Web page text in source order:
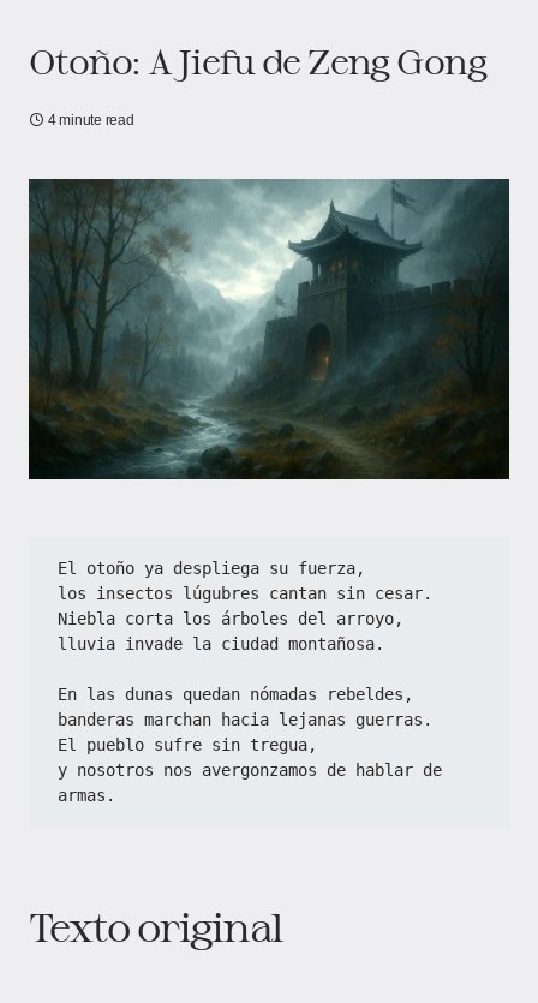
Otoño: A Jiefu de Zeng Gong
4 minute read
El otoño ya despliega su fuerza,
los insectos lúgubres cantan sin cesar.
Niebla corta los árboles del arroyo,
lluvia invade la ciudad montañosa.
En las dunas quedan nómadas rebeldes,
banderas marchan hacia lejanas guerras.
El pueblo sufre sin tregua,
y nosotros nos avergonzamos de hablar de
armas.
Texto original